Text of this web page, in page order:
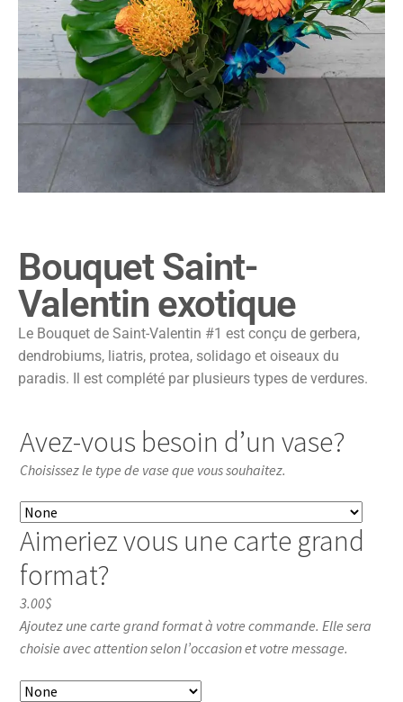
Bouquet Saint-
Valentin exotique
Le Bouquet de Saint-Valentin #1 est conçu de gerbera,
dendrobiums, liatris, protea, solidago et oiseaux du
paradis. Il est complété par plusieurs types de verdures.
Avez-vous besoin d’un vase?
Choisissez le type de vase que vous souhaitez.
Aimeriez vous une carte grand
format?
3.00$
Ajoutez une carte grand format à votre commande. Elle sera
choisie avec attention selon l’occasion et votre message.